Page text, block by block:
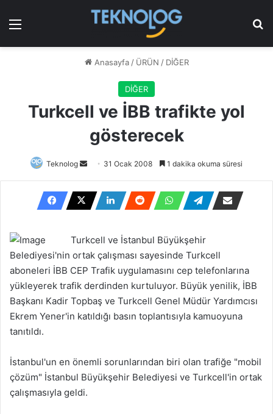
Menü
Anasayfa / ÜRÜN / DİĞER
DİĞER
Turkcell ve İBB trafikte yol
gösterecek
Teknolog
Bir
posta
göndermek
31 Ocak 2008 1 dakika okuma süresi
Turkcell ve İstanbul Büyükşehir
Belediyesi'nin ortak çalışması sayesinde Turkcell
aboneleri İBB CEP Trafik uygulamasını cep telefonlarına
yükleyerek trafik derdinden kurtuluyor. Büyük yenilik, İBB
Başkanı Kadir Topbaş ve Turkcell Genel Müdür Yardımcısı
Ekrem Yener'in katıldığı basın toplantısıyla kamuoyuna
tanıtıldı.
İstanbul'un en önemli sorunlarından biri olan trafiğe "mobil
çözüm" İstanbul Büyükşehir Belediyesi ve Turkcell'in ortak
çalışmasıyla geldi.